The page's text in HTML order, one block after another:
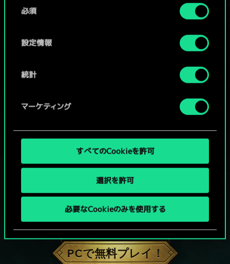
詳細は、下記の「設定」メニューでご確認ください。
必須
設定情報
統計
マーケティング
すべてのCookieを許可
選択を許可
必要なCookieのみを使用する
グウェントでひと勝負といかない
か？
PCで無料プレイ！